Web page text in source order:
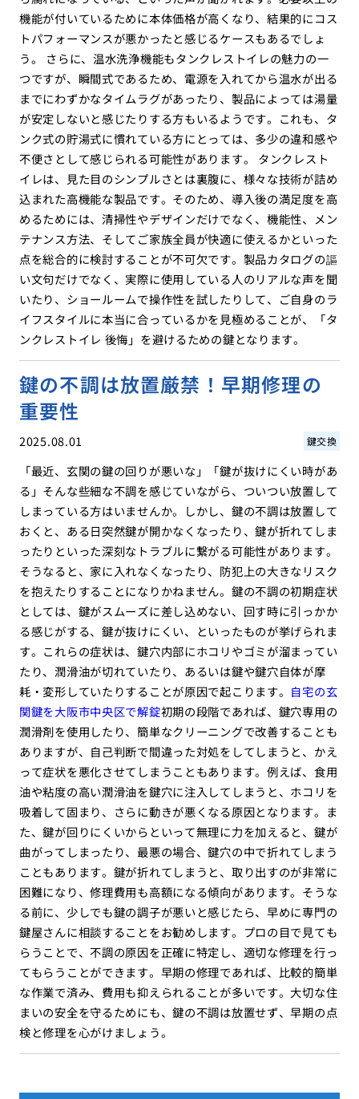
機能が付いているために本体価格が高くなり、結果的にコス
トパフォーマンスが悪かったと感じるケースもあるでしょ
う。 さらに、温水洗浄機能もタンクレストイレの魅力の一
つですが、瞬間式であるため、電源を入れてから温水が出る
までにわずかなタイムラグがあったり、製品によっては湯量
が安定しないと感じたりする方もいるようです。これも、タ
ンク式の貯湯式に慣れている方にとっては、多少の違和感や
不便さとして感じられる可能性があります。 タンクレスト
イレは、見た目のシンプルさとは裏腹に、様々な技術が詰め
込まれた高機能な製品です。そのため、導入後の満足度を高
めるためには、清掃性やデザインだけでなく、機能性、メン
テナンス方法、そしてご家族全員が快適に使えるかといった
点を総合的に検討することが不可欠です。製品カタログの謳
い文句だけでなく、実際に使用している人のリアルな声を聞
いたり、ショールームで操作性を試したりして、ご自身のラ
イフスタイルに本当に合っているかを見極めることが、「タ
ンクレストイレ 後悔」を避けるための鍵となります。
鍵の不調は放置厳禁！早期修理の
重要性
2025.08.01 鍵交換
「最近、玄関の鍵の回りが悪いな」「鍵が抜けにくい時があ
る」そんな些細な不調を感じていながら、ついつい放置して
しまっている方はいませんか。しかし、鍵の不調は放置して
おくと、ある日突然鍵が開かなくなったり、鍵が折れてしま
ったりといった深刻なトラブルに繋がる可能性があります。
そうなると、家に入れなくなったり、防犯上の大きなリスク
を抱えたりすることになりかねません。鍵の不調の初期症状
としては、鍵がスムーズに差し込めない、回す時に引っかか
る感じがする、鍵が抜けにくい、といったものが挙げられま
す。これらの症状は、鍵穴内部にホコリやゴミが溜まってい
たり、潤滑油が切れていたり、あるいは鍵や鍵穴自体が摩
耗・変形していたりすることが原因で起こります。 自宅の玄
関鍵を大阪市中央区で解錠初期の段階であれば、鍵穴専用の
潤滑剤を使用したり、簡単なクリーニングで改善することも
ありますが、自己判断で間違った対処をしてしまうと、かえ
って症状を悪化させてしまうこともあります。例えば、食用
油や粘度の高い潤滑油を鍵穴に注入してしまうと、ホコリを
吸着して固まり、さらに動きが悪くなる原因となります。ま
た、鍵が回りにくいからといって無理に力を加えると、鍵が
曲がってしまったり、最悪の場合、鍵穴の中で折れてしまう
こともあります。鍵が折れてしまうと、取り出すのが非常に
困難になり、修理費用も高額になる傾向があります。そうな
る前に、少しでも鍵の調子が悪いと感じたら、早めに専門の
鍵屋さんに相談することをお勧めします。プロの目で見ても
らうことで、不調の原因を正確に特定し、適切な修理を行っ
てもらうことができます。早期の修理であれば、比較的簡単
な作業で済み、費用も抑えられることが多いです。大切な住
まいの安全を守るためにも、鍵の不調は放置せず、早期の点
検と修理を心がけましょう。